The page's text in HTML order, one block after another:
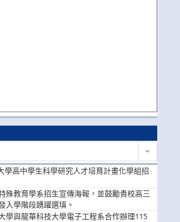
學高中學生科學研究人才培育計畫化學組招
殊教育學系招生宣傳海報，並鼓勵貴校高三
入學階段踴躍選填。
學與龍華科技大學電子工程系合作辦理115